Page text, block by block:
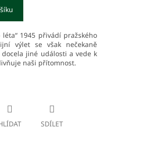
1945 přivádí pražského
výlet se však nečekaně
jiné události a vede k
naši přítomnost.
SDÍLET